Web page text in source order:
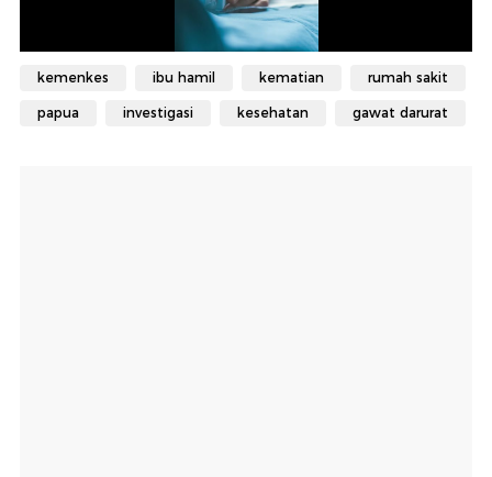
kemenkes ibu hamil kematian rumah sakit
papua investigasi kesehatan gawat darurat